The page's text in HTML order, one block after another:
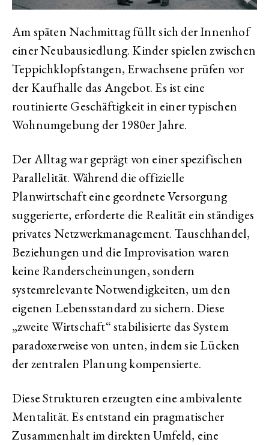
Am späten Nachmittag füllt sich der Innenhof
einer Neubausiedlung. Kinder spielen zwischen
Teppichklopfstangen, Erwachsene prüfen vor
der Kaufhalle das Angebot. Es ist eine
routinierte Geschäftigkeit in einer typischen
Wohnumgebung der 1980er Jahre.
Der Alltag war geprägt von einer spezifischen
Parallelität. Während die offizielle
Planwirtschaft eine geordnete Versorgung
suggerierte, erforderte die Realität ein ständiges
privates Netzwerkmanagement. Tauschhandel,
Beziehungen und die Improvisation waren
keine Randerscheinungen, sondern
systemrelevante Notwendigkeiten, um den
eigenen Lebensstandard zu sichern. Diese
„zweite Wirtschaft“ stabilisierte das System
paradoxerweise von unten, indem sie Lücken
der zentralen Planung kompensierte.
Diese Strukturen erzeugten eine ambivalente
Mentalität. Es entstand ein pragmatischer
Zusammenhalt im direkten Umfeld, eine